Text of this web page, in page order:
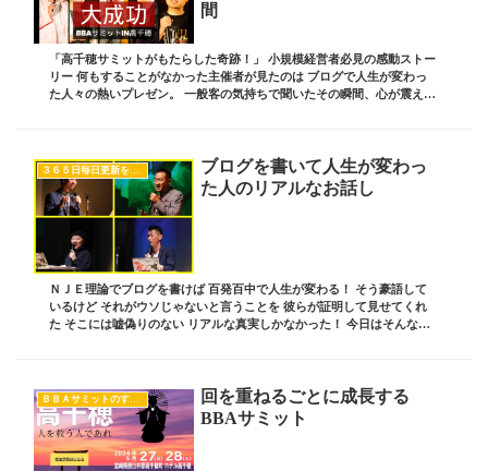
間
「高千穂サミットがもたらした奇跡！」 小規模経営者必見の感動ストー
リー 何もすることがなかった主催者が見たのは ブログで人生が変わっ
た人々の熱いプレゼン。 一般客の気持ちで聞いたその瞬間、心が震え
３６５日毎日更新をした人達
ブログを書いて人生が変わっ
た人のリアルなお話し
ＮＪＥ理論でブログを書けば 百発百中で人生が変わる！ そう豪語して
いるけど それがウソじゃないと言うことを 彼らが証明して見せてくれ
た そこには嘘偽りのない リアルな真実しかなかった！ 今日はそんなお
ＢＢＡサミットのすべて
回を重ねるごとに成長する
BBAサミット